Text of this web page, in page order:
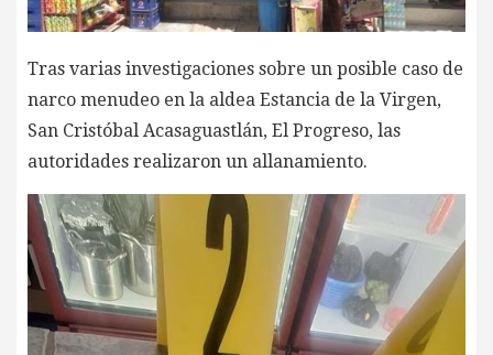
Tras varias investigaciones sobre un posible caso de
narco menudeo en la aldea Estancia de la Virgen,
San Cristóbal Acasaguastlán, El Progreso, las
autoridades realizaron un allanamiento.